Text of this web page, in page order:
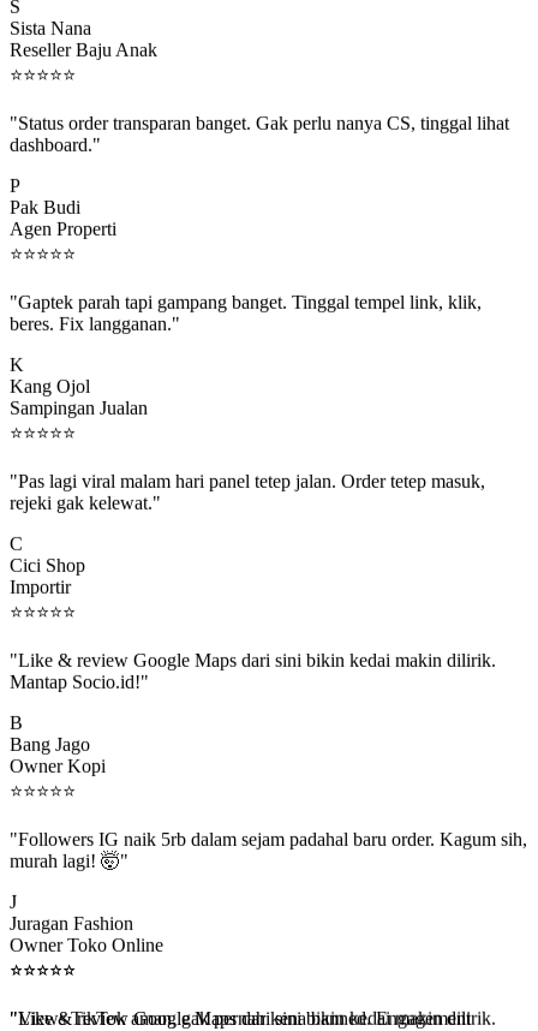
Sista Nana
Reseller Baju Anak
⭐⭐⭐⭐⭐
dashboard."
Pak Budi
Agen Properti
⭐⭐⭐⭐ ⭐
beres. Fix langganan."
Kang Ojol
Sampingan Jualan
⭐⭐⭐⭐⭐
rejeki gak kelewat."
Cici Shop
Importir
⭐⭐⭐⭐⭐
Mantap Socio.id!"
Bang Jago
Owner Kopi
⭐⭐⭐⭐ ⭐
murah lagi! 🤯"
Juragan Fashion
Owner Toko Online
⭐⭐⭐⭐ ⭐
beneran naik, algoritma suka."